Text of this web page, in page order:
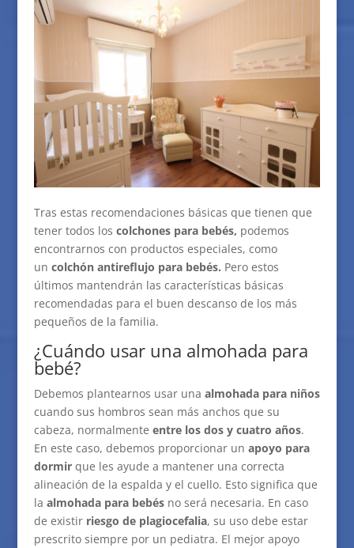
Tras estas recomendaciones básicas que tienen que
tener todos los colchones para bebés, podemos
encontrarnos con productos especiales, como
un colchón antireflujo para bebés. Pero estos
últimos mantendrán las características básicas
recomendadas para el buen descanso de los más
pequeños de la familia.
¿Cuándo usar una almohada para
bebé?
Debemos plantearnos usar una almohada para niños
cuando sus hombros sean más anchos que su
cabeza, normalmente entre los dos y cuatro años.
En este caso, debemos proporcionar un apoyo para
dormirque les ayude a mantener una correcta
alineación de la espalda y el cuello. Esto significa que
la almohada para bebésno será necesaria. En caso
de existir riesgo de plagiocefalia, su uso debe estar
prescrito siempre por un pediatra. El mejor apoyo